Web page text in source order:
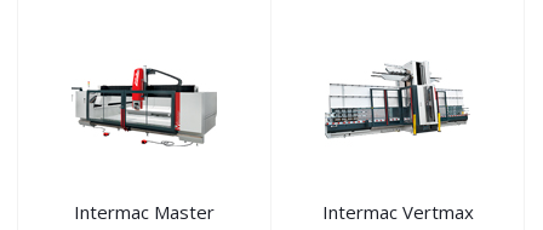
Intermac Master Intermac Vertmax